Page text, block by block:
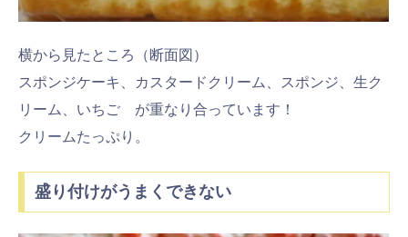
横から見たところ（断面図）
スポンジケーキ、カスタードクリーム、スポンジ、生ク
リーム、いちご が重なり合っています！
クリームたっぷり。
盛り付けがうまくできない